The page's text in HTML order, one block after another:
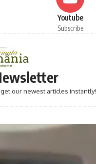
Youtube
Subscribe
our newest articles instantly!